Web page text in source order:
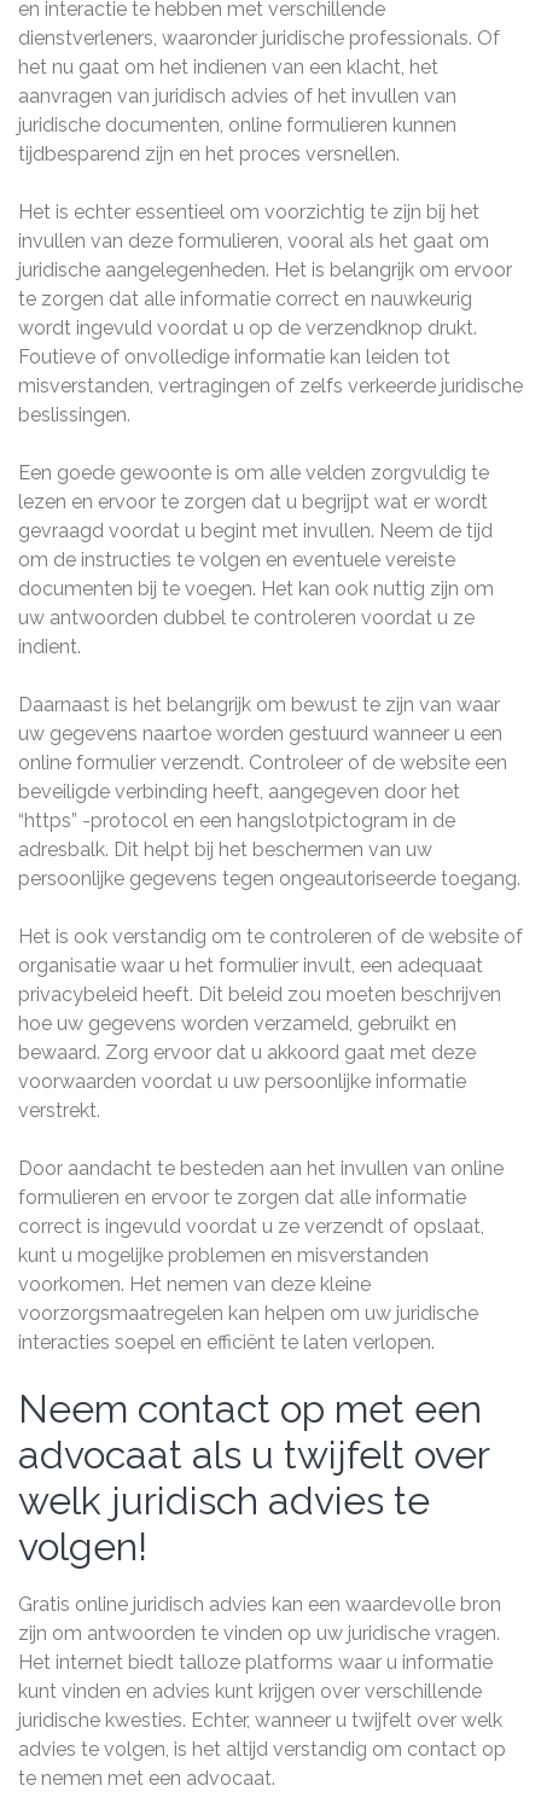
en interactie te hebben met verschillende
dienstverleners, waaronder juridische professionals. Of
het nu gaat om het indienen van een klacht, het
aanvragen van juridisch advies of het invullen van
juridische documenten, online formulieren kunnen
tijdbesparend zijn en het proces versnellen.
Het is echter essentieel om voorzichtig te zijn bij het
invullen van deze formulieren, vooral als het gaat om
juridische aangelegenheden. Het is belangrijk om ervoor
te zorgen dat alle informatie correct en nauwkeurig
wordt ingevuld voordat u op de verzendknop drukt.
Foutieve of onvolledige informatie kan leiden tot
misverstanden, vertragingen of zelfs verkeerde juridische
beslissingen.
Een goede gewoonte is om alle velden zorgvuldig te
lezen en ervoor te zorgen dat u begrijpt wat er wordt
gevraagd voordat u begint met invullen. Neem de tijd
om de instructies te volgen en eventuele vereiste
documenten bij te voegen. Het kan ook nuttig zijn om
uw antwoorden dubbel te controleren voordat u ze
indient.
Daarnaast is het belangrijk om bewust te zijn van waar
uw gegevens naartoe worden gestuurd wanneer u een
online formulier verzendt. Controleer of de website een
beveiligde verbinding heeft, aangegeven door het
“https” -protocol en een hangslotpictogram in de
adresbalk. Dit helpt bij het beschermen van uw
persoonlijke gegevens tegen ongeautoriseerde toegang.
Het is ook verstandig om te controleren of de website of
organisatie waar u het formulier invult, een adequaat
privacybeleid heeft. Dit beleid zou moeten beschrijven
hoe uw gegevens worden verzameld, gebruikt en
bewaard. Zorg ervoor dat u akkoord gaat met deze
voorwaarden voordat u uw persoonlijke informatie
verstrekt.
Door aandacht te besteden aan het invullen van online
formulieren en ervoor te zorgen dat alle informatie
correct is ingevuld voordat u ze verzendt of opslaat,
kunt u mogelijke problemen en misverstanden
voorkomen. Het nemen van deze kleine
voorzorgsmaatregelen kan helpen om uw juridische
interacties soepel en efficiënt te laten verlopen.
Neem contact op met een
advocaat als u twijfelt over
welk juridisch advies te
volgen!
Gratis online juridisch advies kan een waardevolle bron
zijn om antwoorden te vinden op uw juridische vragen.
Het internet biedt talloze platforms waar u informatie
kunt vinden en advies kunt krijgen over verschillende
juridische kwesties. Echter, wanneer u twijfelt over welk
advies te volgen, is het altijd verstandig om contact op
te nemen met een advocaat.